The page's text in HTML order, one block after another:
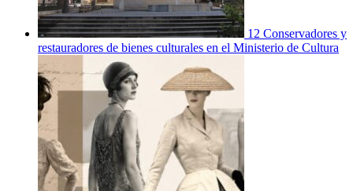
12 Conservadores y
restauradores de bienes culturales en el Ministerio de Cultura